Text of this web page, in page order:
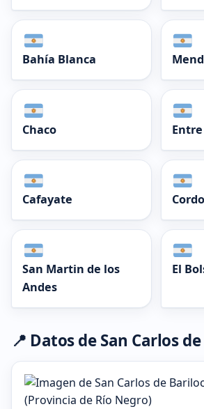
Bahía Blanca
Chaco
Cafayate
San Martin de los
Andes
El
📍 Datos de San Carlos